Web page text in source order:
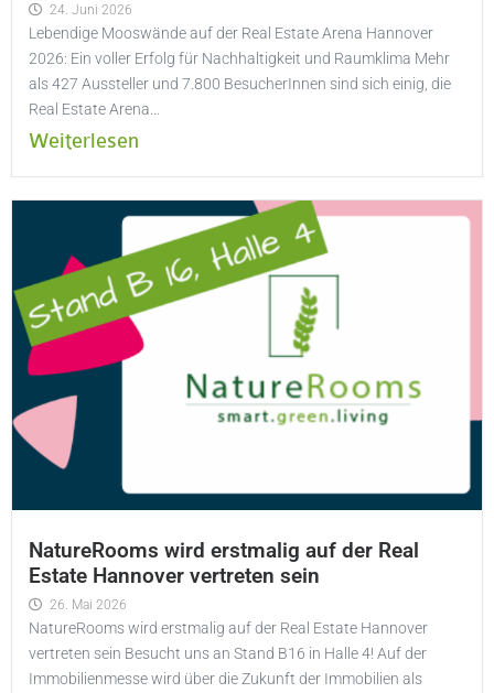
24. Juni 2026
Lebendige Mooswände auf der Real Estate Arena Hannover
2026: Ein voller Erfolg für Nachhaltigkeit und Raumklima Mehr
als 427 Aussteller und 7.800 BesucherInnen sind sich einig, die
Real Estate Arena...
Weiterlesen
NatureRooms wird erstmalig auf der Real
Estate Hannover vertreten sein
26. Mai 2026
NatureRooms wird erstmalig auf der Real Estate Hannover
vertreten sein Besucht uns an Stand B16 in Halle 4! Auf der
Immobilienmesse wird über die Zukunft der Immobilien als